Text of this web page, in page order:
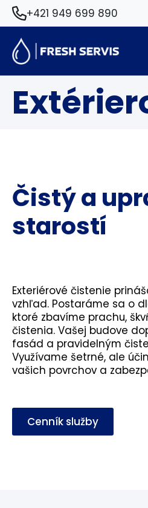
+421 949 699 890
Čistý a
starostí
Exteriérové čistenie
vzhľad. Postaráme sa o
ktoré zbavíme prachu,
čistenia. Vašej budove
fasád a pravidelným
Využívame šetrné, ale
vašich povrchov a
Cenník služby